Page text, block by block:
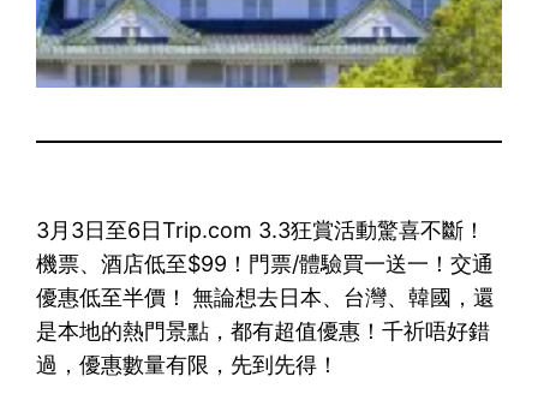
3月3日至6日Trip.com 3.3狂賞活動驚喜不斷！
機票、酒店低至$99！門票/體驗買一送一！交通
優惠低至半價！ 無論想去日本、台灣、韓國，還
是本地的熱門景點，都有超值優惠！千祈唔好錯
過，優惠數量有限，先到先得！